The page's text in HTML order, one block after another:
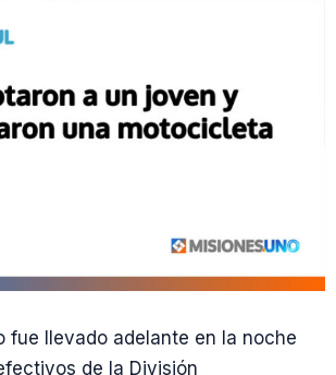
fue llevado adelante en la noche
de la División